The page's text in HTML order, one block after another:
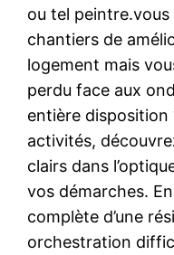
ou tel
chantiers de
logement mais
perdu face aux
entière disposition
activités,
clairs dans
vos démarches.
complète d’une
orchestration